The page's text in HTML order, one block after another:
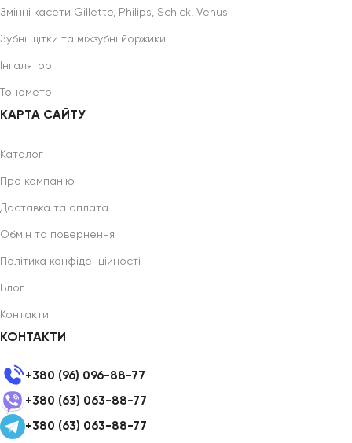
Змінні касети Gillette, Philips, Schick, Venus
Зубні щітки та міжзубні йоржики
Інгалятор
Тонометр
КАРТА САЙТУ
Каталог
Про компанію
Доставка та оплата
Обмін та повернення
Політика конфіденційності
Блог
Контакти
КОНТАКТИ
+380 (96) 096-88-77
+380 (63) 063-88-77
+380 (63) 063-88-77